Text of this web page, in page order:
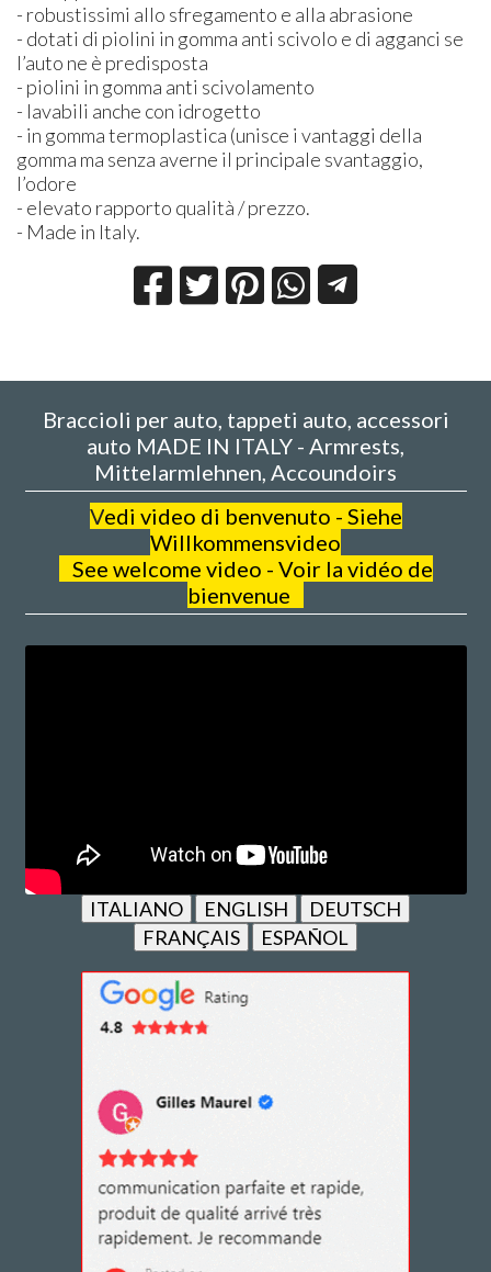
- robustissimi allo sfregamento e alla abrasione
- dotati di piolini in gomma anti scivolo e di agganci se
l’auto ne è predisposta
- piolini in gomma anti scivolamento
- lavabili anche con idrogetto
- in gomma termoplastica (unisce i vantaggi della
gomma ma senza averne il principale svantaggio,
l’odore
- elevato rapporto qualità / prezzo.
- Made in Italy.
Braccioli per auto, tappeti auto, accessori
auto MADE IN ITALY - Armrests,
Mittelarmlehnen, Accoundoirs
Vedi video di benvenuto - Siehe
Willkommensvideo
See welcome video - Voir la vidéo de
bienvenue
ITALIANO ENGLISH
DEUTSCH
FRANÇAIS
ESPAÑOL